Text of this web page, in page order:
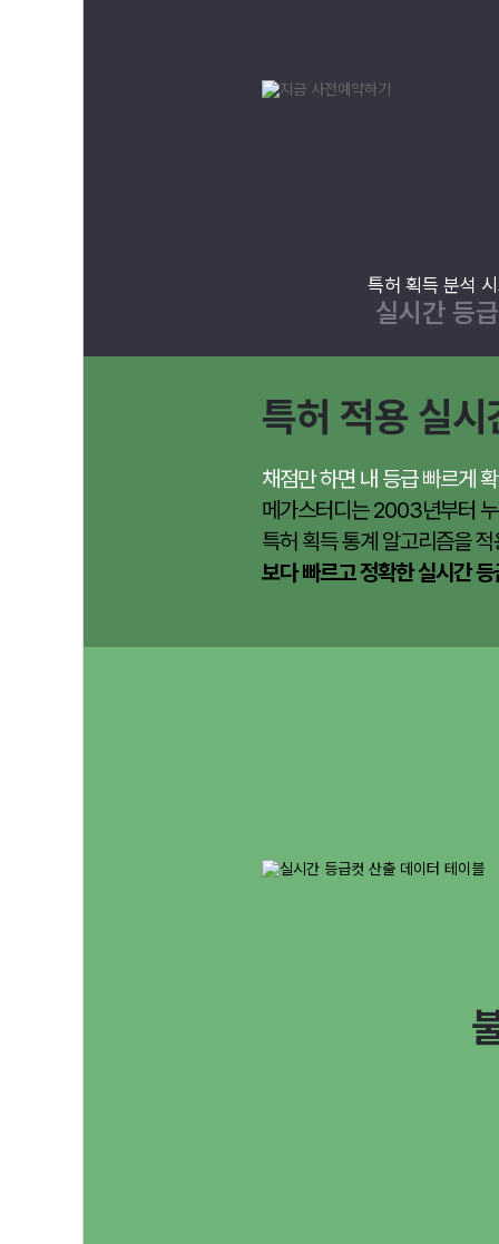
특허 획득 분석
실시간 등
특허 적용 실
채점만 하면 내 등급 빠르게
메가스터디는 2003년부터
특허 획득 통계 알고리즘을
보다 빠르고 정확한 실시간 등